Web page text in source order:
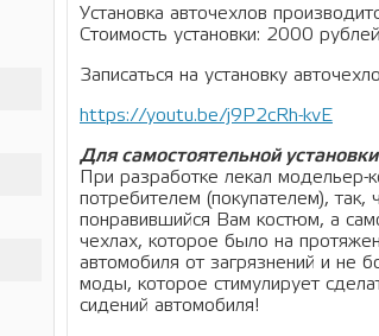
Установка авточехлов
Стоимость установки: 2000
Записаться на установку
https://youtu.be/j9P2cRh-kvE
Для самостоятельной
При разработке лекал модельер-
потребителем (покупателем),
понравившийся Вам костюм, а
чехлах, которое было на
автомобиля от загрязнений и не
моды, которое стимулирует
сидений автомобиля!